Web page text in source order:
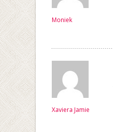
Moniek
Xaviera Jamie